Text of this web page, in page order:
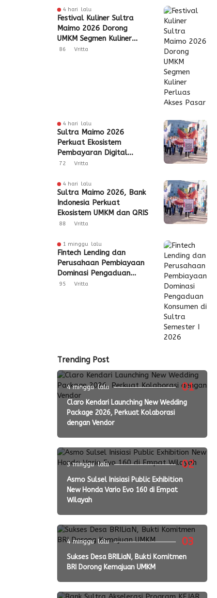
4 hari lalu
Festival Kuliner Sultra
Maimo 2026 Dorong
UMKM Segmen Kuliner
Perluas Akses Pasar
86 Vritta
4 hari lalu
Sultra Maimo 2026
Perkuat Ekosistem
Pembayaran Digital
Berbasis QRIS
72 Vritta
4 hari lalu
Sultra Maimo 2026, Bank
Indonesia Perkuat
Ekosistem UMKM dan QRIS
88 Vritta
1 minggu lalu
Fintech Lending dan
Perusahaan Pembiayaan
Dominasi Pengaduan
Konsumen di Sultra
95 Vritta
Trending Post
01
4 minggu lalu
Claro Kendari Launching New Wedding
Package 2026, Perkuat Kolaborasi
dengan Vendor
02
3 minggu lalu
Asmo Sulsel Inisiasi Public Exhibition
New Honda Vario Evo 160 di Empat
Wilayah
03
4 minggu lalu
Sukses Desa BRILiaN, Bukti Komitmen
BRI Dorong Kemajuan UMKM